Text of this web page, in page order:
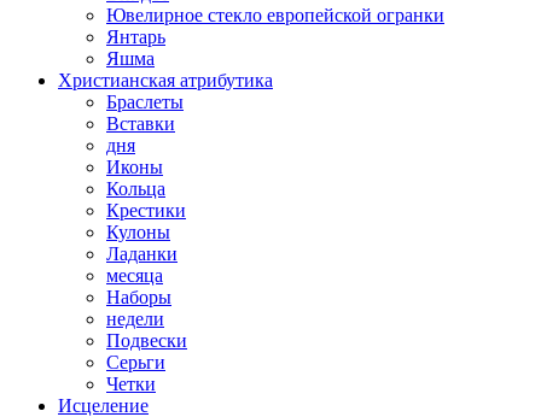
Ювелирное стекло европейской огранки
Янтарь
Яшма
Христианская атрибутика
Браслеты
Вставки
дня
Иконы
Кольца
Крестики
Кулоны
Ладанки
месяца
Наборы
недели
Подвески
Серьги
Четки
Исцеление